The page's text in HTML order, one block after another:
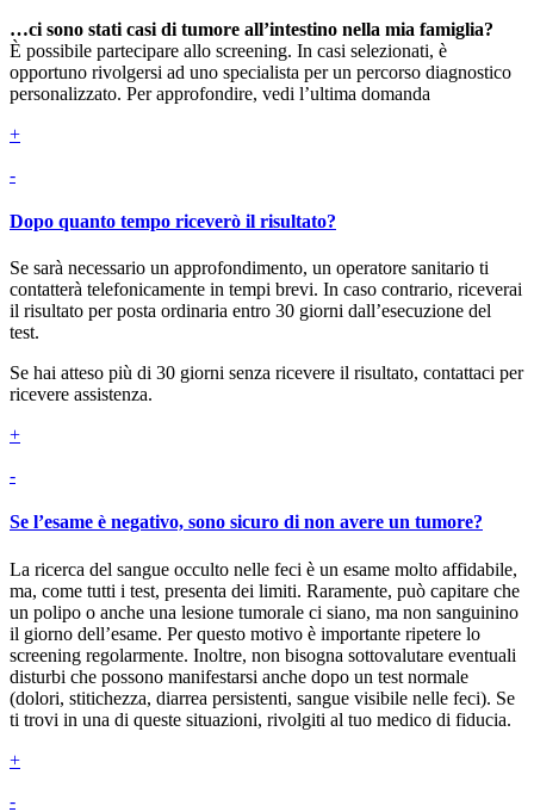
…ci sono stati casi di tumore all’intestino nella mia famiglia?
È possibile partecipare allo screening. In casi selezionati, è
opportuno rivolgersi ad uno specialista per un percorso diagnostico
personalizzato. Per approfondire, vedi l’ultima domanda
+
-
Dopo quanto tempo riceverò il risultato?
Se sarà necessario un approfondimento, un operatore sanitario ti
contatterà telefonicamente in tempi brevi. In caso contrario, riceverai
il risultato per posta ordinaria entro 30 giorni dall’esecuzione del
test.
Se hai atteso più di 30 giorni senza ricevere il risultato, contattaci per
ricevere assistenza.
+
-
Se l’esame è negativo, sono sicuro di non avere un tumore?
La ricerca del sangue occulto nelle feci è un esame molto affidabile,
ma, come tutti i test, presenta dei limiti. Raramente, può capitare che
un polipo o anche una lesione tumorale ci siano, ma non sanguinino
il giorno dell’esame. Per questo motivo è importante ripetere lo
screening regolarmente. Inoltre, non bisogna sottovalutare eventuali
disturbi che possono manifestarsi anche dopo un test normale
(dolori, stitichezza, diarrea persistenti, sangue visibile nelle feci). Se
ti trovi in una di queste situazioni, rivolgiti al tuo medico di fiducia.
+
-